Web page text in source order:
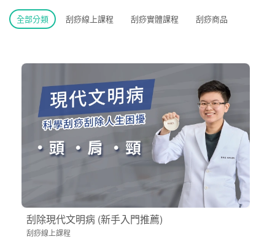
全部分類 刮痧線上課程 刮痧實體課程 刮痧商品
刮除現代文明病 (新手入門推薦)
刮痧線上課程